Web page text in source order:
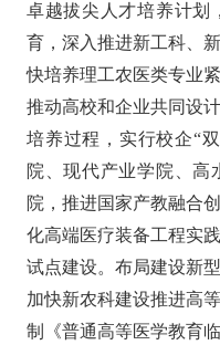
卓越拔尖人才培养计划
育，深入推进新工科、
快培养理工农医类专业
推动高校和企业共同设
培养过程，实行校企“
院、现代产业学院、高
院，推进国家产教融合
化高端医疗装备工程实
试点建设。布局建设新
加快新农科建设推进高
制《普通高等医学教育